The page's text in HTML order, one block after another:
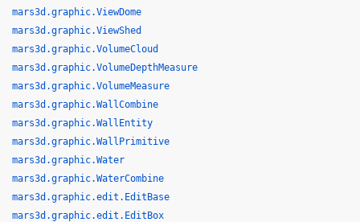
mars3d.graphic.ViewDome
mars3d.graphic.ViewShed
mars3d.graphic.VolumeCloud
mars3d.graphic.VolumeDepthMeasure
mars3d.graphic.VolumeMeasure
mars3d.graphic.WallCombine
mars3d.graphic.WallEntity
mars3d.graphic.WallPrimitive
mars3d.graphic.Water
mars3d.graphic.WaterCombine
mars3d.graphic.edit.EditBase
mars3d.graphic.edit.EditBox